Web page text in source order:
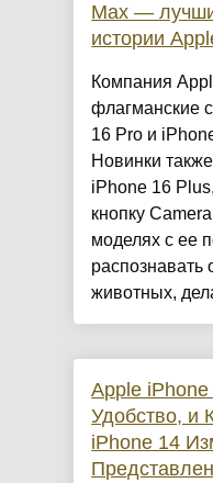
Max —
истории
Компания
флагманские
16 Pro и
Новинки
iPhone 16
кнопку
моделях с ее
распознавать
животных,
Apple
Удобство, и
iPhone 14